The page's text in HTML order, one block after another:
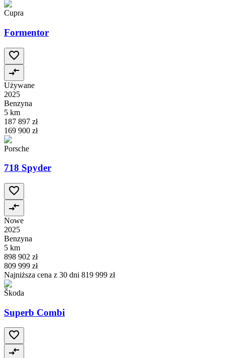
Cupra
Formentor
Używane
2025
Benzyna
5 km
187 897 zł
169 900 zł
Porsche
718 Spyder
Nowe
2025
Benzyna
5 km
898 902 zł
809 999 zł
Najniższa cena z 30 dni 819 999 zł
Škoda
Superb Combi